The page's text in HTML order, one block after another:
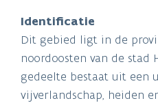
Identificatie
Dit gebied ligt in de
noordoosten van de stad
gedeelte bestaat uit een
vijverlandschap, heiden